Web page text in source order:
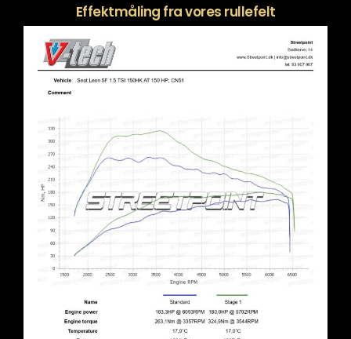
Effektmåling fra vores rullefelt